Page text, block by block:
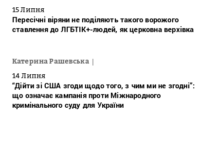
15 Липня
Пересічні віряни не поділяють такого ворожого
ставлення до ЛГБТІК+-людей, як церковна верхівка
Катерина Рашевська
14 Липня
“Дійти зі США згоди щодо того, з чим ми не згодні”:
що означає кампанія проти Міжнародного
кримінального суду для України